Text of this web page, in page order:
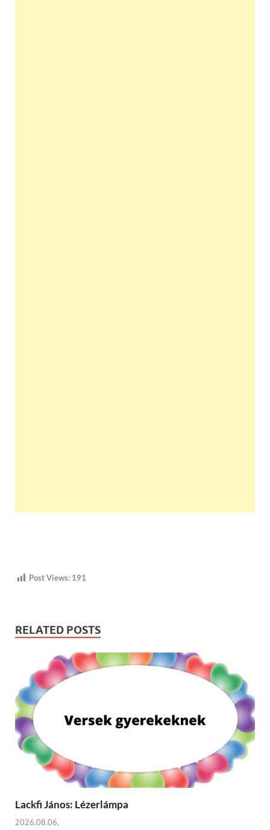
Post Views: 191
RELATED POSTS
Lackfi János: Lézerlámpa
2026.08.06.